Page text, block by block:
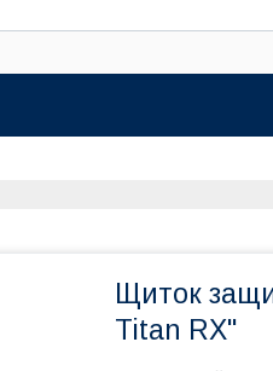
Щиток
Titan RX"